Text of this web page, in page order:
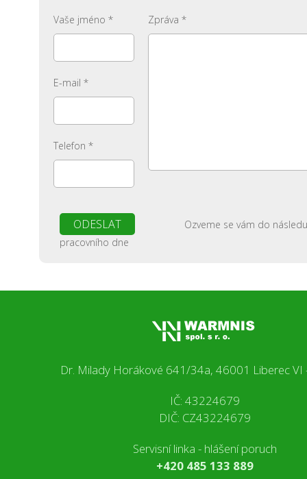
Vaše jméno *
E-mail *
Telefon *
Zpráva *
Ozveme se vám do
pracovního dne
Dr. Milady Horákové 641/34a, 46001 Liberec VI
IČ: 43224679
DIČ: CZ43224679
Servisní linka - hlášení poruch
+420 485 133 889